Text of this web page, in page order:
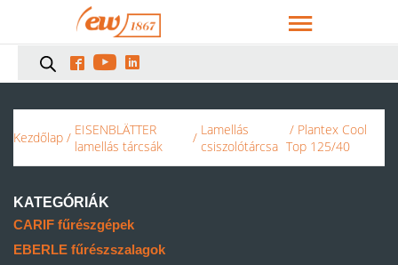
  
Kezdőlap / EISENBLÄTTER
lamellás tárcsák
/ Lamellás
csiszolótárcsa
/ Plantex Cool
Top 125/40
KATEGÓRIÁK
CARIF fűrészgépek
EBERLE fűrészszalagok